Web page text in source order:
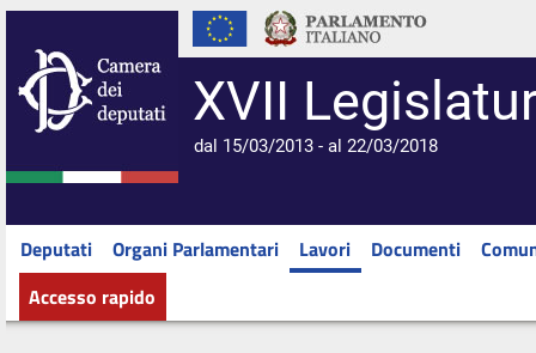
XVII
dal 15/03/2013 - al 22/03/2018
Deputati Organi Parlamentari Lavori Documenti
Accesso rapido